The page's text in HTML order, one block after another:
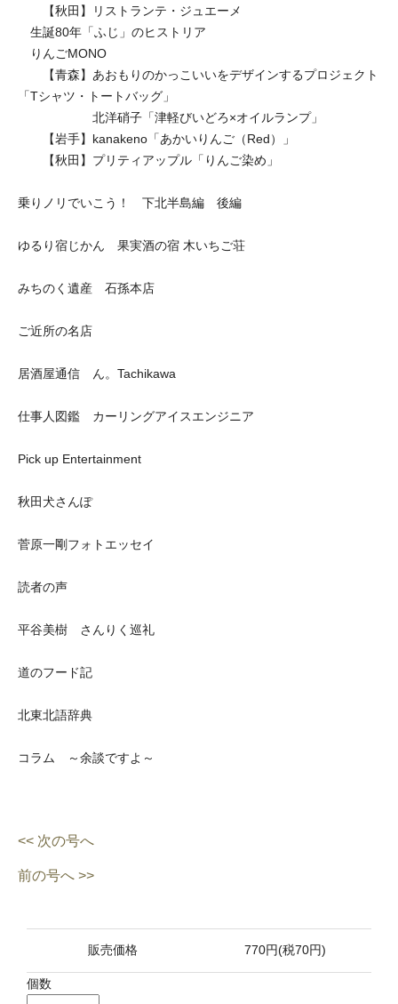
【秋田】リストランテ・ジュエーメ
生誕80年「ふじ」のヒストリア
りんごMONO
【青森】あおもりのかっこいいをデザインするプロジェクト
「Tシャツ・トートバッグ」
北洋硝子「津軽びいどろ×オイルランプ」
【岩手】kanakeno「あかいりんご（Red）」
【秋田】プリティアップル「りんご染め」
乗りノリでいこう！ 下北半島編 後編
ゆるり宿じかん 果実酒の宿 木いちご荘
みちのく遺産 石孫本店
ご近所の名店
居酒屋通信 ん。Tachikawa
仕事人図鑑 カーリングアイスエンジニア
Pick up Entertainment
秋田犬さんぽ
菅原一剛フォトエッセイ
読者の声
平谷美樹 さんりく巡礼
道のフード記
北東北語辞典
コラム ～余談ですよ～
<< 次の号へ
前の号へ >>
販売価格 770円(税70円)
個数